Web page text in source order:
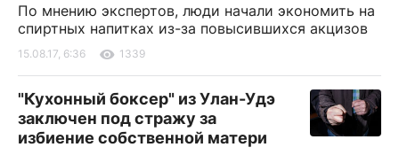
По мнению экспертов, люди начали экономить на
спиртных напитках из-за повысившихся акцизов
15.08.17, 6:36 1339
"Кухонный боксер" из Улан-Удэ
заключен под стражу за
избиение собственной матери